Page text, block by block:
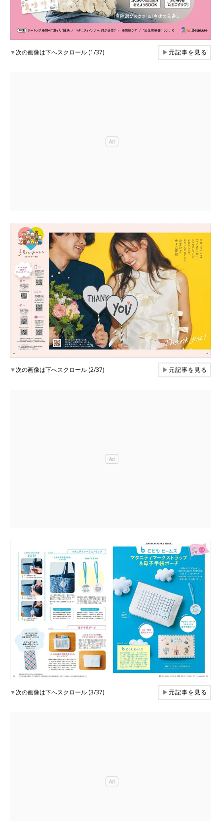
▼次の画像は下へスクロール (1/37) ▶元記事を見る
▼次の画像は下へスクロール (2/37) ▶元記事を見る
▼次の画像は下へスクロール (3/37) ▶元記事を見る